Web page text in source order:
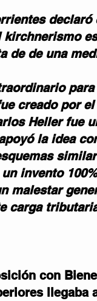
kirchnerismo
de de una
creado por
Heller fue
la idea
invento
malestar
carga
con